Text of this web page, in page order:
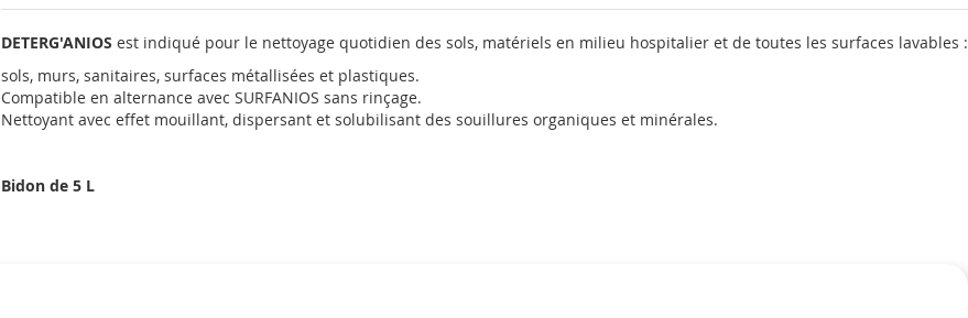
DETERG'ANIOS est indiqué pour le nettoyage quotidien des sols, matériels en milieu hospitalier et de toutes les surfaces lavables :
sols, murs, sanitaires, surfaces métallisées et plastiques.
Compatible en alternance avec SURFANIOS sans rinçage.
Nettoyant avec effet mouillant, dispersant et solubilisant des souillures organiques et minérales.
Bidon de 5 L